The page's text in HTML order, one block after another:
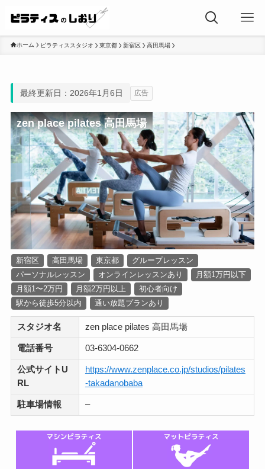
ホーム ピラティススタジオ 東京都 新宿区 高田馬場
最終更新日：2026年1月6日 広告
zen place pilates 高田馬場
新宿区 高田馬場 東京都
グループレッスン
パーソナルレッスン
オンラインレッスンあり
月額1万円以下
月額1〜2万円
月額2万円以上
初心者向け
駅から徒歩5分以内
通い放題プランあり
スタジオ名 zen place pilates 高田馬場
電話番号 03-6304-0662
公式サイトU
RL
https://www.zenplace.co.jp/studios/pilates
-takadanobaba
駐車場情報 –